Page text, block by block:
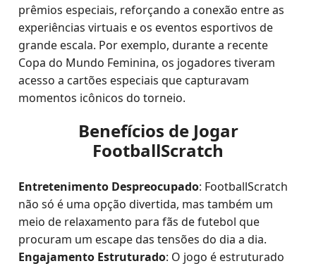
prêmios especiais, reforçando a conexão entre as
experiências virtuais e os eventos esportivos de
grande escala. Por exemplo, durante a recente
Copa do Mundo Feminina, os jogadores tiveram
acesso a cartões especiais que capturavam
momentos icônicos do torneio.
Benefícios de Jogar
FootballScratch
Entretenimento Despreocupado: FootballScratch
não só é uma opção divertida, mas também um
meio de relaxamento para fãs de futebol que
procuram um escape das tensões do dia a dia.
Engajamento Estruturado: O jogo é estruturado